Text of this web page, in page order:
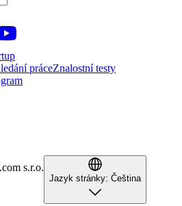
práceZnalostní testy
s.r.o.
Jazyk stránky: Čeština